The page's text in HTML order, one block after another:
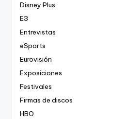
Disney Plus
E3
Entrevistas
eSports
Eurovisión
Exposiciones
Festivales
Firmas de discos
HBO